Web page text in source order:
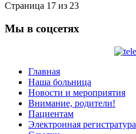
Страница 17 из 23
Мы в соцсетях
Главная
Наша больница
Новости и мероприятия
Внимание, родители!
Пациентам
Электронная регистратура